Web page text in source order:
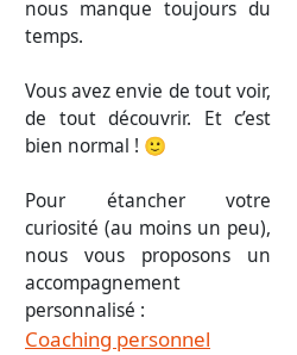
nous manque toujours du
temps.
Vous avez envie de tout voir,
de tout découvrir. Et c’est
bien normal ! 🙂
Pour étancher votre
curiosité (au moins un peu),
nous vous proposons un
accompagnement
personnalisé :
Coaching personnel